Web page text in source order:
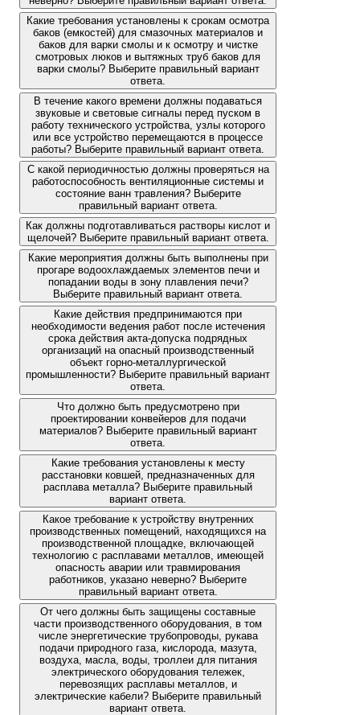
Какие требования установлены к срокам осмотра
баков (емкостей) для смазочных материалов и
баков для варки смолы и к осмотру и чистке
смотровых люков и вытяжных труб баков для
варки смолы? Выберите правильный вариант
ответа.
В течение какого времени должны подаваться
звуковые и световые сигналы перед пуском в
работу технического устройства, узлы которого
или все устройство перемещаются в процессе
работы? Выберите правильный вариант ответа.
С какой периодичностью должны проверяться на
работоспособность вентиляционные системы и
состояние ванн травления? Выберите
правильный вариант ответа.
Как должны подготавливаться растворы кислот и
щелочей? Выберите правильный вариант ответа.
Какие мероприятия должны быть выполнены при
прогаре водоохлаждаемых элементов печи и
попадании воды в зону плавления печи?
Выберите правильный вариант ответа.
Какие действия предпринимаются при
необходимости ведения работ после истечения
срока действия акта-допуска подрядных
организаций на опасный производственный
объект горно-металлургической
промышленности? Выберите правильный вариант
ответа.
Что должно быть предусмотрено при
проектировании конвейеров для подачи
материалов? Выберите правильный вариант
ответа.
Какие требования установлены к месту
расстановки ковшей, предназначенных для
расплава металла? Выберите правильный
вариант ответа.
Какое требование к устройству внутренних
производственных помещений, находящихся на
производственной площадке, включающей
технологию с расплавами металлов, имеющей
опасность аварии или травмирования
работников, указано неверно? Выберите
правильный вариант ответа.
От чего должны быть защищены составные
части производственного оборудования, в том
числе энергетические трубопроводы, рукава
подачи природного газа, кислорода, мазута,
воздуха, масла, воды, троллеи для питания
электрического оборудования тележек,
перевозящих расплавы металлов, и
электрические кабели? Выберите правильный
вариант ответа.